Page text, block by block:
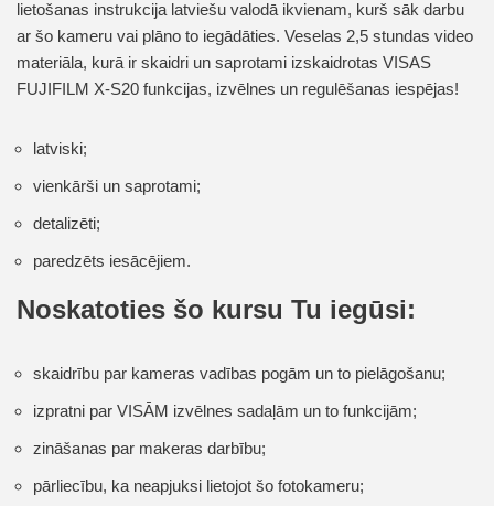
lietošanas instrukcija latviešu valodā ikvienam, kurš sāk darbu
ar šo kameru vai plāno to iegādāties. Veselas 2,5 stundas video
materiāla, kurā ir skaidri un saprotami izskaidrotas VISAS
FUJIFILM X-S20 funkcijas, izvēlnes un regulēšanas iespējas!
latviski;
vienkārši un saprotami;
detalizēti;
paredzēts iesācējiem.
Noskatoties šo kursu Tu iegūsi:
skaidrību par kameras vadības pogām un to pielāgošanu;
izpratni par VISĀM izvēlnes sadaļām un to funkcijām;
zināšanas par makeras darbību;
pārliecību, ka neapjuksi lietojot šo fotokameru;